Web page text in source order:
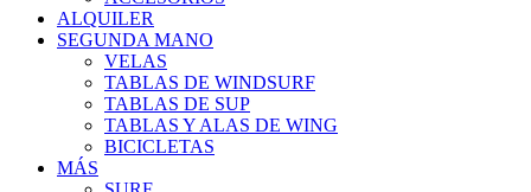
ALQUILER
SEGUNDA MANO
VELAS
TABLAS DE WINDSURF
TABLAS DE SUP
TABLAS Y ALAS DE WING
BICICLETAS
MÁS